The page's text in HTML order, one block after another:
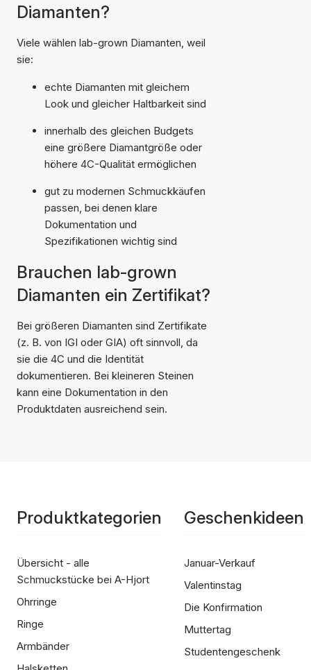
Diamanten?
Viele wählen lab-grown Diamanten, weil
sie:
echte Diamanten mit gleichem
Look und gleicher Haltbarkeit sind
innerhalb des gleichen Budgets
eine größere Diamantgröße oder
höhere 4C-Qualität ermöglichen
gut zu modernen Schmuckkäufen
passen, bei denen klare
Dokumentation und
Spezifikationen wichtig sind
Brauchen lab-grown
Diamanten ein Zertifikat?
Bei größeren Diamanten sind Zertifikate
(z. B. von IGI oder GIA) oft sinnvoll, da
sie die 4C und die Identität
dokumentieren. Bei kleineren Steinen
kann eine Dokumentation in den
Produktdaten ausreichend sein.
Produktkategorien
Übersicht - alle
Schmuckstücke bei A-Hjort
Ohrringe
Ringe
Armbänder
Geschenkideen
Januar-Verkauf
Valentinstag
Die Konfirmation
Muttertag
Studentengeschenk